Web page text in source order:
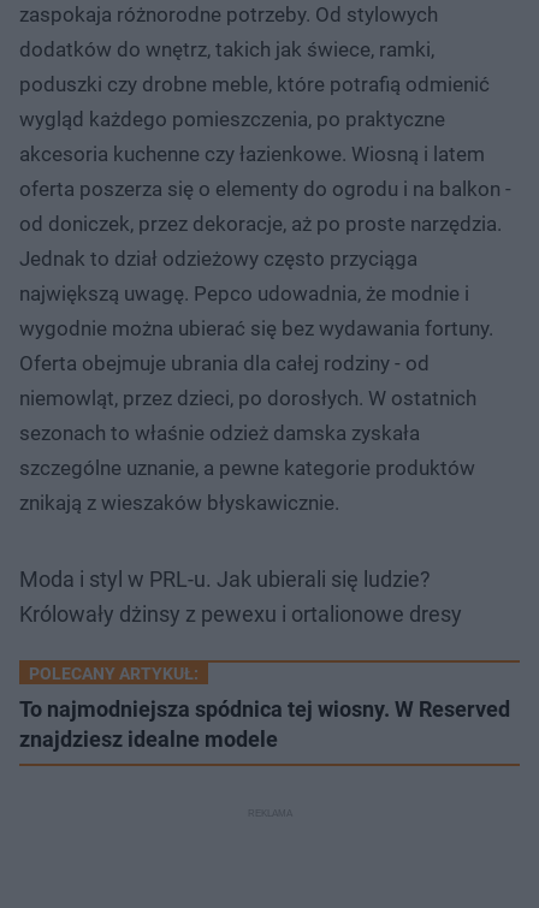
zaspokaja różnorodne potrzeby. Od stylowych
dodatków do wnętrz, takich jak świece, ramki,
poduszki czy drobne meble, które potrafią odmienić
wygląd każdego pomieszczenia, po praktyczne
akcesoria kuchenne czy łazienkowe. Wiosną i latem
oferta poszerza się o elementy do ogrodu i na balkon -
od doniczek, przez dekoracje, aż po proste narzędzia.
Jednak to dział odzieżowy często przyciąga
największą uwagę. Pepco udowadnia, że modnie i
wygodnie można ubierać się bez wydawania fortuny.
Oferta obejmuje ubrania dla całej rodziny - od
niemowląt, przez dzieci, po dorosłych. W ostatnich
sezonach to właśnie odzież damska zyskała
szczególne uznanie, a pewne kategorie produktów
znikają z wieszaków błyskawicznie.
Moda i styl w PRL-u. Jak ubierali się ludzie?
Królowały dżinsy z pewexu i ortalionowe dresy
POLECANY ARTYKUŁ:
To najmodniejsza spódnica tej wiosny. W Reserved
znajdziesz idealne modele